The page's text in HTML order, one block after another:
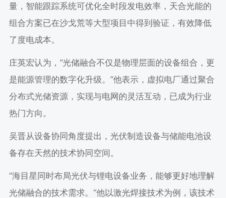
量，智能跟踪系统可优化全时段发电效率，天合光能的
组合方案已在沙戈荒等大型项目中得到验证，有效降低
了度电成本。
庄英宏认为，“光储融合不仅是物理层面的设备组合，更
是能源管理的数字化升级。”他表示，虚拟电厂通过聚合
分布式光储资源，实现与电网的灵活互动，已成为行业
热门方向。
吴晋从设备协同角度提出，光伏制造设备与储能电池设
备存在天然的技术协同空间。
“海目星同时布局光伏与锂电设备业务，能够更好地理解
光储融合的技术需求。”他以激光焊接技术为例，该技术